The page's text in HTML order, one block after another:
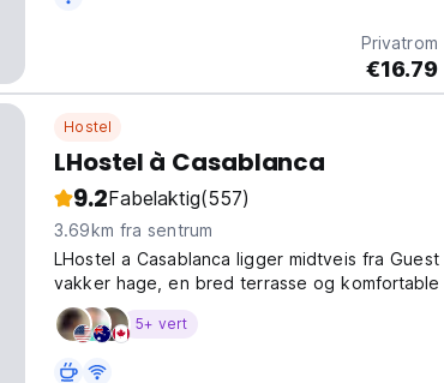
Privatrom
€16.79
Hostel
LHostel à Casablanca
9.2Fabelaktig(557)
3.69km fra sentrum
LHostel a Casablanca ligger midtveis fra
vakker hage, en bred terrasse og komfortable
5+ vert